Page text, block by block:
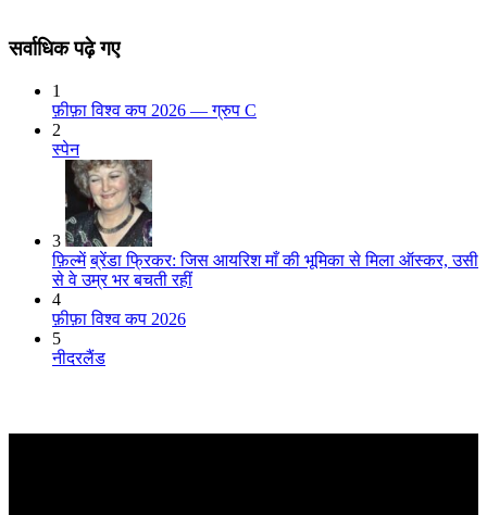
सर्वाधिक पढ़े गए
1
फ़ीफ़ा विश्व कप 2026 — ग्रुप C
2
स्पेन
3
फ़िल्में ब्रेंडा फ्रिकर: जिस आयरिश माँ की भूमिका से मिला ऑस्कर, उसी
से वे उम्र भर बचती रहीं
4
फ़ीफ़ा विश्व कप 2026
5
नीदरलैंड